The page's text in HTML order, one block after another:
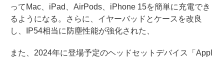
ってMac、iPad、AirPods、iPhone 15を簡単に充電でき
るようになる。さらに、イヤーバッドとケースを改良
し、IP54相当に防塵性能が強化された、
また、2024年に登場予定のヘッドセットデバイス「Appl